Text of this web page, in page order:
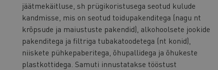
jäätmekäitluse, sh prügikoristusega seotud kulude
kandmisse, mis on seotud toidupakenditega (nagu nt
krõpsude ja maiustuste pakendid), alkohoolsete jookide
pakenditega ja filtriga tubakatoodetega (nt konid),
niiskete pühkepaberitega, õhupallidega ja õhukeste
plastkottidega. Samuti innustatakse tööstust